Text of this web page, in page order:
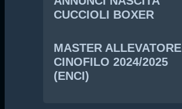
CUCCIOLI BOXER
MASTER ALLEVATORE
CINOFILO 2024/2025
(ENCI)